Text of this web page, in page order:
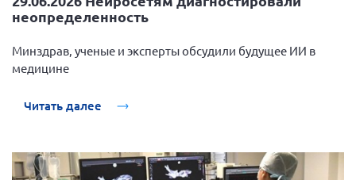
Генеральный директор Матвиевская О.В.
Вице-президент Шишлянников Ф.В.
Отдел международных отношений
Вице-президент Валюх М.В.
неопределенность
Минздрав, ученые и эксперты обсудили будущее ИИ в
медицине
Читать далее